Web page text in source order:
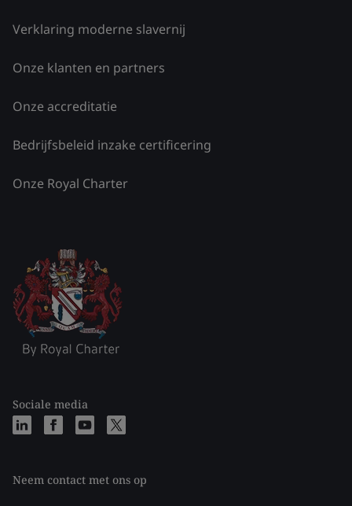
Verklaring moderne slavernij
Onze klanten en partners
Onze accreditatie
Bedrijfsbeleid inzake certificering
Onze Royal Charter
Sociale media
Neem contact met ons op